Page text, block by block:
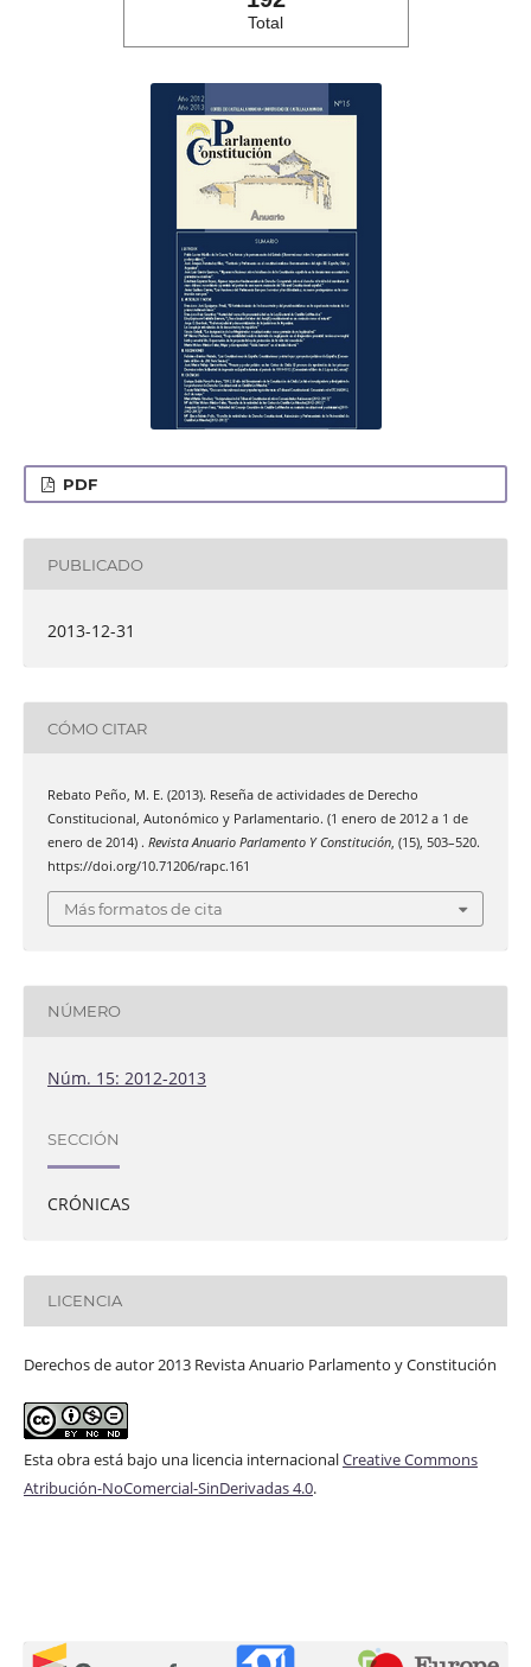
Total
PDF
PUBLICADO
2013-12-31
CÓMO CITAR
Rebato Peño, M. E. (2013). Reseña de actividades de Derecho
Constitucional, Autonómico y Parlamentario. (1 enero de 2012 a 1 de
enero de 2014) . Revista Anuario Parlamento Y Constitución, (15), 503–520.
https://doi.org/10.71206/rapc.161
Más formatos de cita
NÚMERO
Núm. 15: 2012-2013
SECCIÓN
CRÓNICAS
LICENCIA
Derechos de autor 2013 Revista Anuario Parlamento y Constitución
Esta obra está bajo una licencia internacionalCreative Commons
Atribución-NoComercial-SinDerivadas 4.0.